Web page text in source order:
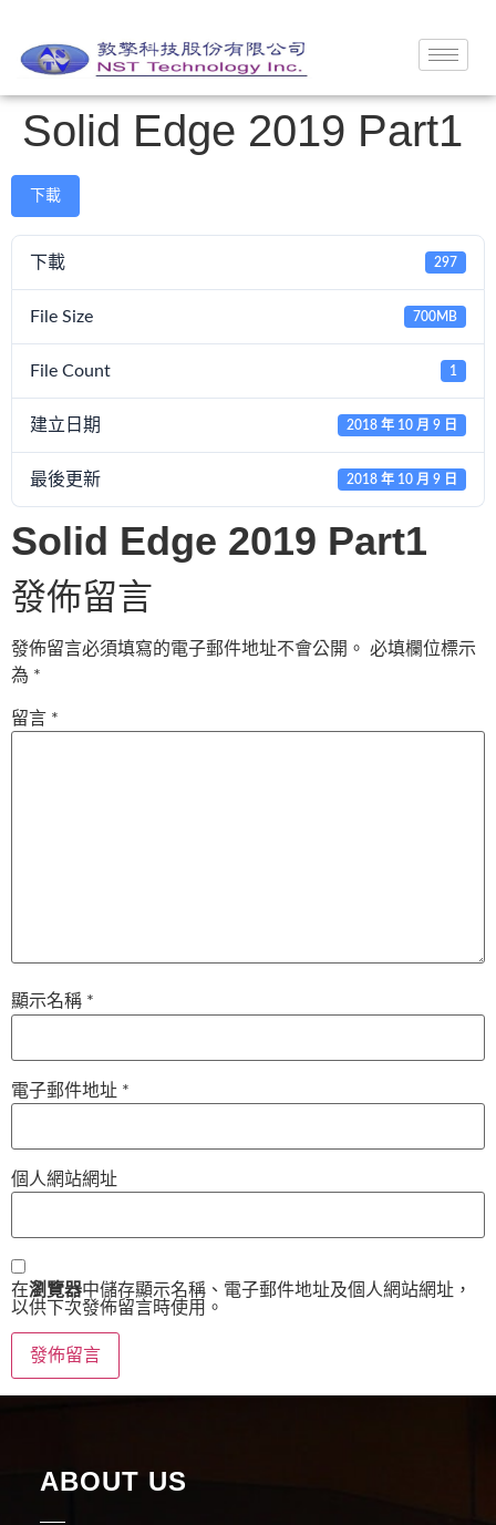
Solid Edge 2019 Part1
下載
下載 297
File Size 700MB
File Count 1
建立日期 2018 年 10 月 9 日
最後更新 2018 年 10 月 9 日
Solid Edge 2019 Part1
發佈留言
發佈留言必須填寫的電子郵件地址不會公開。 必填欄位標示
為 *
留言 *
顯示名稱 *
電子郵件地址 *
個人網站網址
在瀏覽器中儲存顯示名稱、電子郵件地址及個人網站網址，
以供下次發佈留言時使用。
ABOUT US